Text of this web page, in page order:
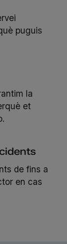
puguis
la
et
de fins a
en cas